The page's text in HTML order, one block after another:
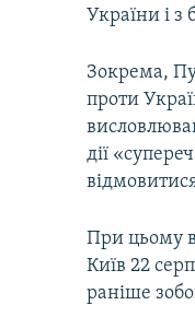
України і з
Зокрема,
проти
дії
При цьому
Київ 22
раніше